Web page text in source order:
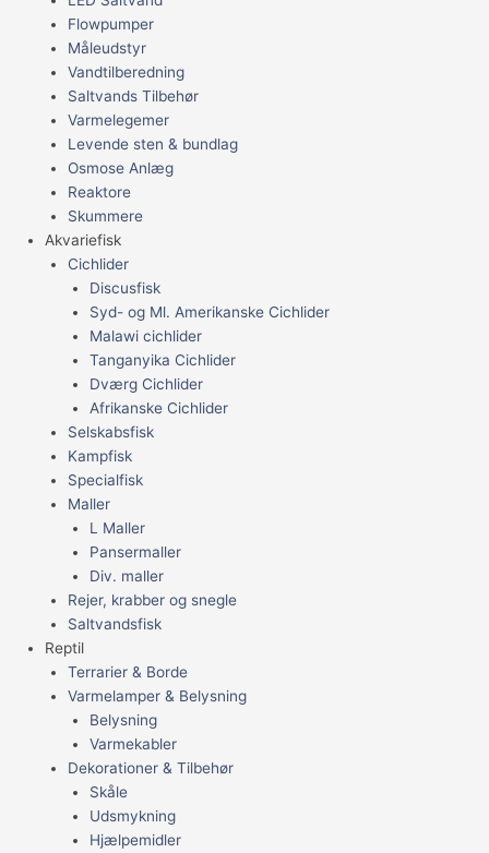
Flowpumper
Måleudstyr
Vandtilberedning
Saltvands Tilbehør
Varmelegemer
Levende sten & bundlag
Osmose Anlæg
Reaktore
Skummere
Akvariefisk
Cichlider
Discusfisk
Syd- og Ml. Amerikanske Cichlider
Malawi cichlider
Tanganyika Cichlider
Dværg Cichlider
Afrikanske Cichlider
Selskabsfisk
Kampfisk
Specialfisk
Maller
L Maller
Pansermaller
Div. maller
Rejer, krabber og snegle
Saltvandsfisk
Reptil
Terrarier & Borde
Varmelamper & Belysning
Belysning
Varmekabler
Dekorationer & Tilbehør
Skåle
Udsmykning
Hjælpemidler